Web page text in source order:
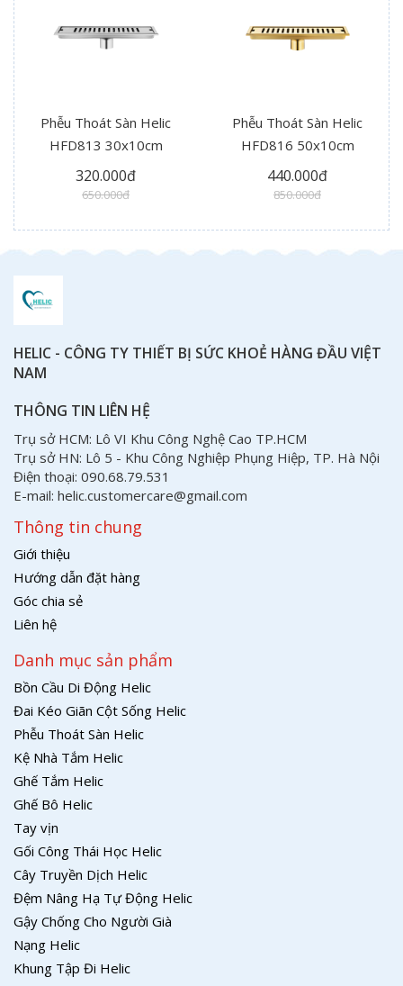
Phễu Thoát Sàn Helic
HFD813 30x10cm
320.000đ
650.000đ
Phễu Thoát Sàn Helic
HFD816 50x10cm
440.000đ
850.000đ
HELIC - CÔNG TY THIẾT BỊ SỨC KHOẺ HÀNG ĐẦU VIỆT
NAM
THÔNG TIN LIÊN HỆ
Trụ sở HCM: Lô VI Khu Công Nghệ Cao TP.HCM
Trụ sở HN: Lô 5 - Khu Công Nghiệp Phụng Hiệp, TP. Hà Nội
Điện thoại: 090.68.79.531
E-mail: helic.customercare@gmail.com
Thông tin chung
Giới thiệu
Hướng dẫn đặt hàng
Góc chia sẻ
Liên hệ
Danh mục sản phẩm
Bồn Cầu Di Động Helic
Đai Kéo Giãn Cột Sống Helic
Phễu Thoát Sàn Helic
Kệ Nhà Tắm Helic
Ghế Tắm Helic
Ghế Bô Helic
Tay vịn
Gối Công Thái Học Helic
Cây Truyền Dịch Helic
Đệm Nâng Hạ Tự Động Helic
Gậy Chống Cho Người Già
Nạng Helic
Khung Tập Đi Helic